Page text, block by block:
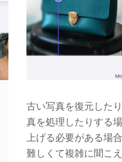
古い写真を復元した
真を処理したりする
上げる必要がある場
難しくて複雑に聞こ